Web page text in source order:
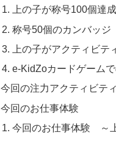
上の子が称号100個達成
称号50個のカンバッジ
上の子がアクティビテ
e-KidZoカードゲーム
今回の注力アクティビティ
今回のお仕事体験
今回のお仕事体験 ～